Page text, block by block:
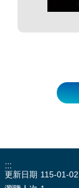
:::
更新日期 115-01-02